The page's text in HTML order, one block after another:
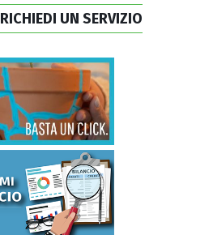
RICHIEDI UN SERVIZIO